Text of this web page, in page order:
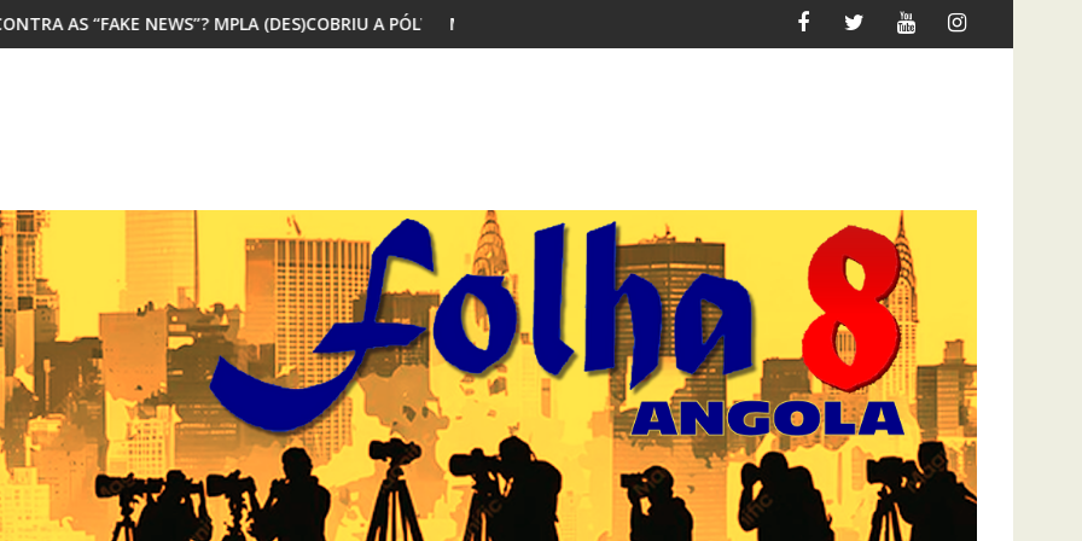
A PÓLVORAMAIORIA DOS JOVENS AFRICANOS QUER MIGRAR ATAQUE À UNITEL AINDA AFECTA A VIDA DOS